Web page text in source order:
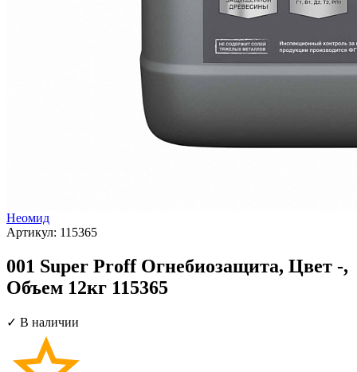
Неомид
Артикул: 115365
001 Super Proff Огнебиозащита, Цвет -,
Объем 12кг 115365
✓ В наличии